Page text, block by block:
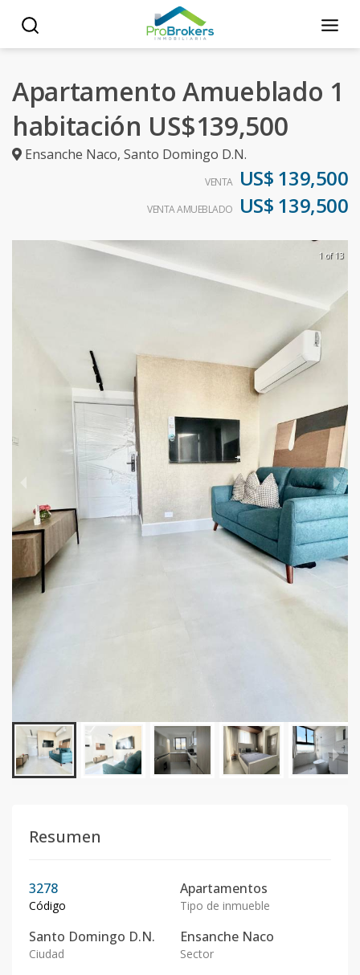
Apartamento Amueblado 1
habitación US$139,500
Ensanche Naco, Santo Domingo D.N.
VENTA US$ 139,500
VENTA AMUEBLADO US$ 139,500
1 of 13
Resumen
3278
Código
Apartamentos
Tipo de inmueble
Santo Domingo D.N.
Ciudad
Ensanche Naco
Sector